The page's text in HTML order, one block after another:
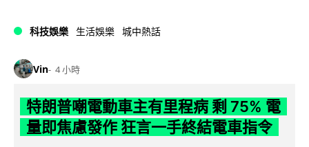
科技娛樂 生活娛樂 城中熱話
Vin 4 小時
特朗普嘲電動車主有里程病 剩 75% 電
量即焦慮發作 狂言一手終結電車指令